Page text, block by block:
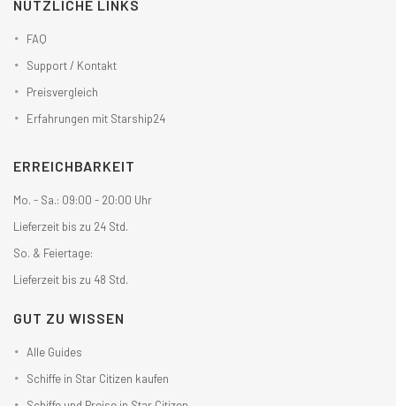
NÜTZLICHE LINKS
FAQ
Support / Kontakt
Preisvergleich
Erfahrungen mit Starship24
ERREICHBARKEIT
Mo. - Sa.: 09:00 - 20:00 Uhr
Lieferzeit bis zu 24 Std.
So. & Feiertage:
Lieferzeit bis zu 48 Std.
GUT ZU WISSEN
Alle Guides
Schiffe in Star Citizen kaufen